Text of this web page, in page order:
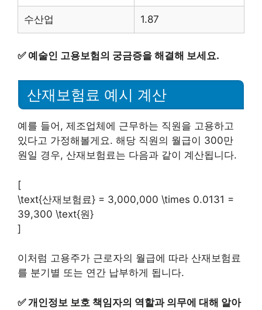
수산업 1.87
✅ 예술인 고용보험의 궁금증을 해결해 보세요.
산재보험료 예시 계산
예를 들어, 제조업체에 근무하는 직원을 고용하고
있다고 가정해볼게요. 해당 직원의 월급이 300만
원일 경우, 산재보험료는 다음과 같이 계산됩니다.
[
\text{산재보험료} = 3,000,000 \times 0.0131 =
39,300 \text{원}
]
이처럼 고용주가 근로자의 월급에 따라 산재보험료
를 분기별 또는 연간 납부하게 됩니다.
✅개인정보 보호 책임자의 역할과 의무에 대해 알아